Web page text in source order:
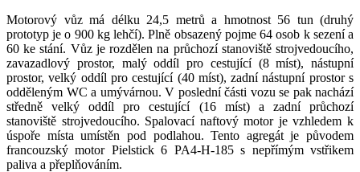
Motorový vůz má délku 24,5 metrů a hmotnost 56 tun (druhý
prototyp je o 900 kg lehčí). Plně obsazený pojme 64 osob k sezení a
60 ke stání. Vůz je rozdělen na průchozí stanoviště strojvedoucího,
zavazadlový prostor, malý oddíl pro cestující (8 míst), nástupní
prostor, velký oddíl pro cestující (40 míst), zadní nástupní prostor s
odděleným WC a umývárnou. V poslední části vozu se pak nachází
středně velký oddíl pro cestující (16 míst) a zadní průchozí
stanoviště strojvedoucího. Spalovací naftový motor je vzhledem k
úspoře místa umístěn pod podlahou. Tento agregát je původem
francouzský motor Pielstick 6 PA4-H-185 s nepřímým vstřikem
paliva a přeplňováním.